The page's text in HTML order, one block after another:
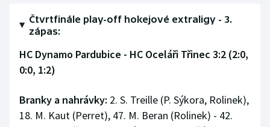
Čtvrtfinále play-off hokejové extraligy - 3.
zápas:
HC Dynamo Pardubice - HC Oceláři Třinec 3:2 (2:0,
0:0, 1:2)
Branky a nahrávky: 2. S. Treille (P. Sýkora, Rolinek),
18. M. Kaut (Perret), 47. M. Beran (Rolinek) - 42.